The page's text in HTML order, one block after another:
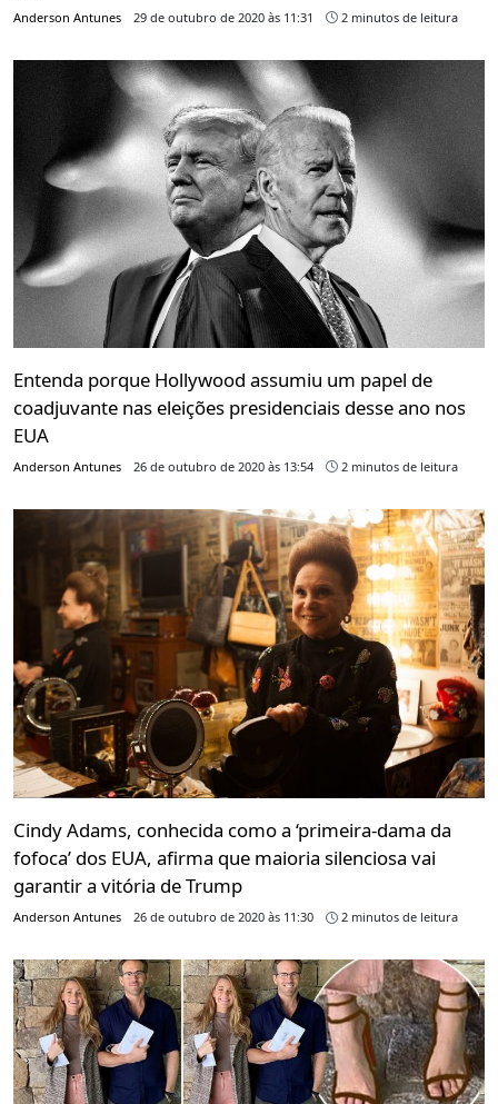
Anderson Antunes 29 de outubro de 2020 às 11:31 2 minutos de leitura
Entenda porque Hollywood assumiu um papel de
coadjuvante nas eleições presidenciais desse ano nos
EUA
Anderson Antunes 26 de outubro de 2020 às 13:54 2 minutos de leitura
Cindy Adams, conhecida como a ‘primeira-dama da
fofoca’ dos EUA, afirma que maioria silenciosa vai
garantir a vitória de Trump
Anderson Antunes 26 de outubro de 2020 às 11:30 2 minutos de leitura